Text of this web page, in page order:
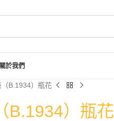
關於我們
B.1934）瓶花
B.1934）瓶花